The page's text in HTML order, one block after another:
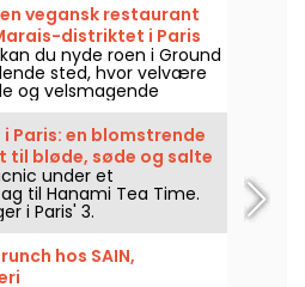
vegansk restaurant
distriktet i Paris
du nyde roen i Ground
sted, hvor velvære
og velsmagende
yogatimer er på
blive i zen!
i Paris: en blomstrende
til bløde, søde og salte
under et
til Hanami Tea Time.
i Paris' 3.
byder på en
i
Hvad er der på
hos SAIN,